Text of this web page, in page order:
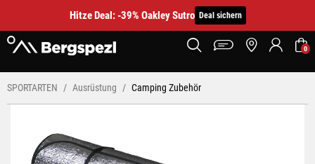
Hitze Deal: -39% Oakley Sutro Deal sichern
0
SPORTARTEN Ausrüstung Camping Zubehör